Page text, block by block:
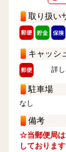
取り扱い
キャッシ
詳し
駐車場
なし
備考
☆当郵便局は
しております